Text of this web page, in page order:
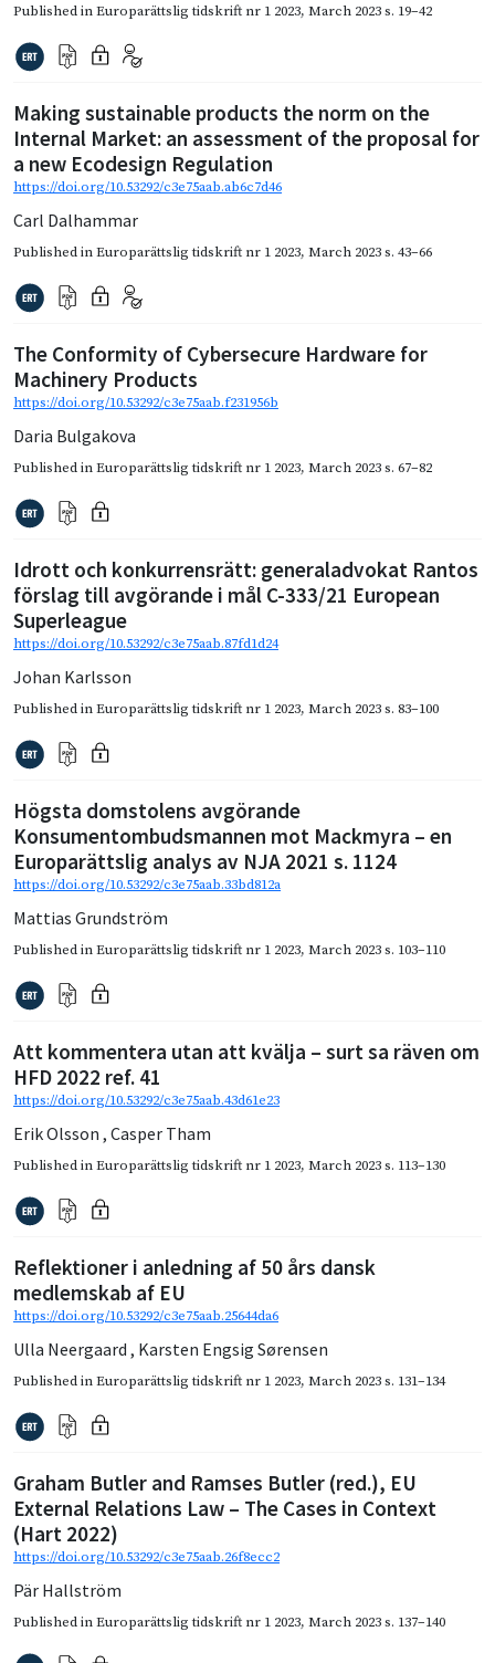
Published inEuroparättslig tidskrift nr 1 2023, March 2023s. 19–42
Making sustainable products the norm on the
Internal Market: an assessment of the proposal for
a new Ecodesign Regulation
https://doi.org/10.53292/c3e75aab.ab6c7d46
Carl Dalhammar
Published inEuroparättslig tidskrift nr 1 2023, March 2023s. 43–66
The Conformity of Cybersecure Hardware for
Machinery Products
https://doi.org/10.53292/c3e75aab.f231956b
Daria Bulgakova
Published inEuroparättslig tidskrift nr 1 2023, March 2023s. 67–82
Idrott och konkurrensrätt: generaladvokat Rantos
förslag till avgörande i mål C-333/21 European
Superleague
https://doi.org/10.53292/c3e75aab.87fd1d24
Johan Karlsson
Published inEuroparättslig tidskrift nr 1 2023, March 2023s. 83–100
Högsta domstolens avgörande
Konsumentombudsmannen mot Mackmyra – en
Europarättslig analys av NJA 2021 s. 1124
https://doi.org/10.53292/c3e75aab.33bd812a
Mattias Grundström
Published inEuroparättslig tidskrift nr 1 2023, March 2023s. 103–110
Att kommentera utan att kvälja – surt sa räven om
HFD 2022 ref. 41
https://doi.org/10.53292/c3e75aab.43d61e23
Erik Olsson , Casper Tham
Published inEuroparättslig tidskrift nr 1 2023, March 2023s. 113–130
Reflektioner i anledning af 50 års dansk
medlemskab af EU
https://doi.org/10.53292/c3e75aab.25644da6
Ulla Neergaard , Karsten Engsig Sørensen
Published inEuroparättslig tidskrift nr 1 2023, March 2023s. 131–134
Graham Butler and Ramses Butler (red.), EU
External Relations Law – The Cases in Context
(Hart 2022)
https://doi.org/10.53292/c3e75aab.26f8ecc2
Pär Hallström
Published inEuroparättslig tidskrift nr 1 2023, March 2023s. 137–140